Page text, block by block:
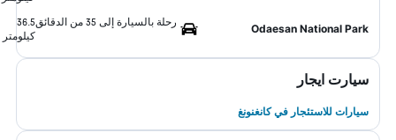
Odaesan National Park
رحلة بالسيارة إلى 35 من الدقائق
36.5
كيلومتر
سيارت ايجار
سيارات للاستئجار في كانغنونغ